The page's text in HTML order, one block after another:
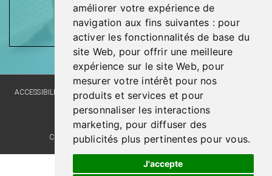
améliorer votre expérience de
navigation aux fins suivantes : pour
activer les fonctionnalités de base du
site Web, pour offrir une meilleure
expérience sur le site Web, pour
mesurer votre intérêt pour nos
produits et services et pour
personnaliser les interactions
marketing, pour diffuser des
publicités plus pertinentes pour vous.
J'accepte
Donnez généreusement!
ACCESSIBILITY SITE MAP LANGUAGE POLICY PRIVACY POLICY
WEBSITE DEVELOPMENT
COMMENTS, SUGGESTIONS, ACKNOWLEDGMENTS